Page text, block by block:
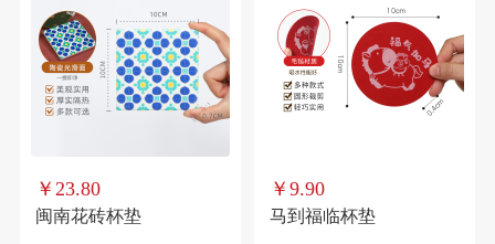
￥23.80
闽南花砖杯垫
￥9.90
马到福临杯垫